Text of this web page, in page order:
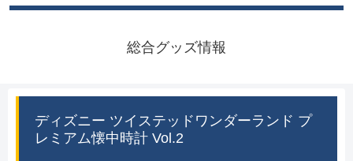
総合グッズ情報
ディズニー ツイステッドワンダーランド プ
レミアム懐中時計 Vol.2